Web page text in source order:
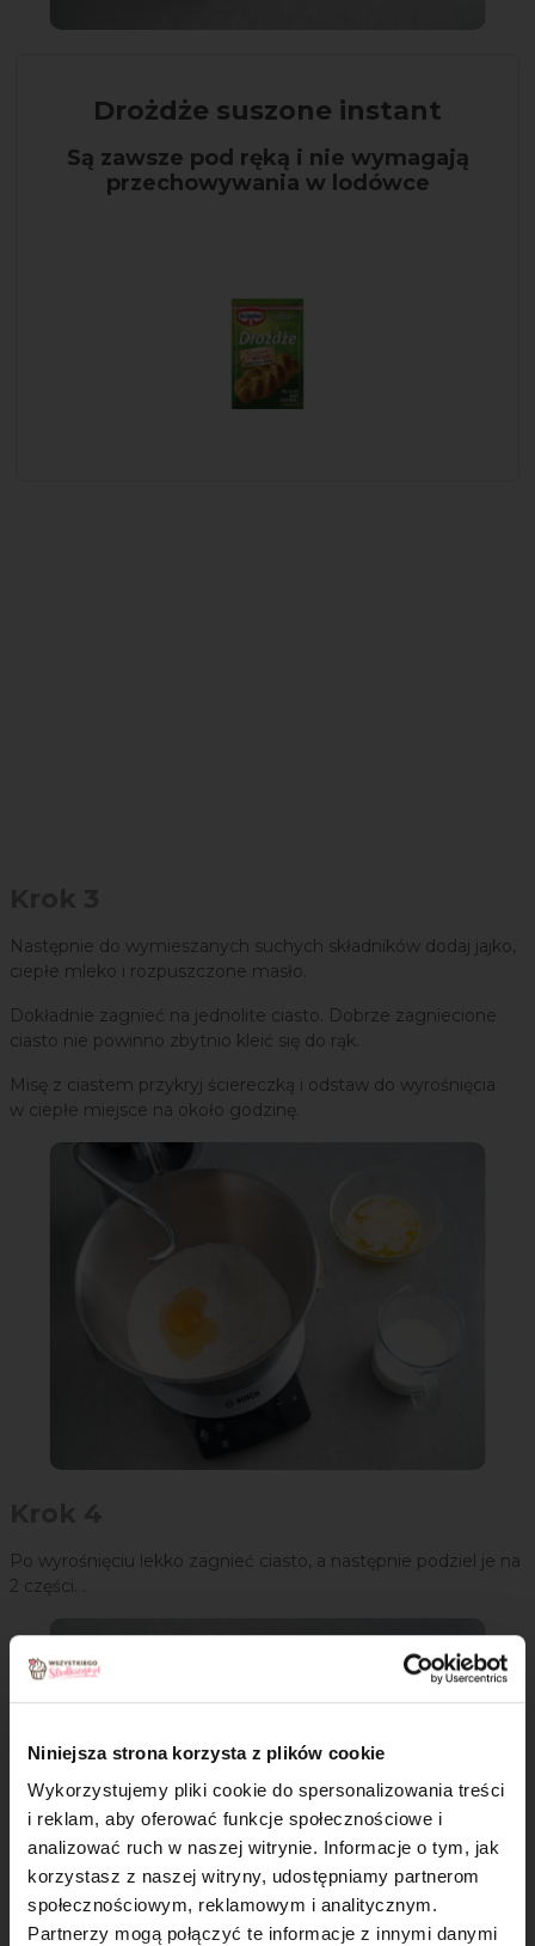
Niniejsza strona korzysta z plików cookie
Wykorzystujemy pliki cookie do spersonalizowania treści
i reklam, aby oferować funkcje społecznościowe i
analizować ruch w naszej witrynie. Informacje o tym, jak
korzystasz z naszej witryny, udostępniamy partnerom
społecznościowym, reklamowym i analitycznym.
Partnerzy mogą połączyć te informacje z innymi danymi
Drożdże suszone instant
Są zawsze pod ręką i nie wymagają
przechowywania w lodówce
Następnie do wymieszanych suchych składników dodaj jajko,
ciepłe mleko i rozpuszczone masło.
Dokładnie zagnieć na jednolite ciasto. Dobrze zagniecione
ciasto nie powinno zbytnio kleić się do rąk.
Misę z ciastem przykryj ściereczką i odstaw do wyrośnięcia
w ciepłe miejsce na około godzinę.
Po wyrośnięciu lekko zagnieć ciasto, a następnie podziel je na
2 części. .
×